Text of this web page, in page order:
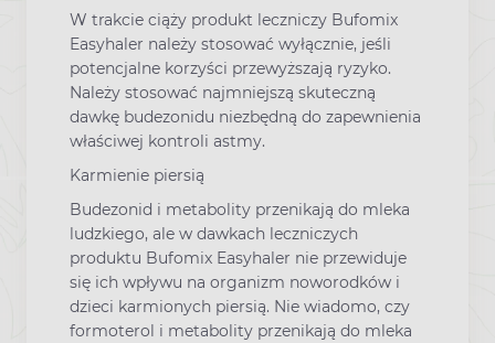
W trakcie ciąży produkt leczniczy Bufomix
Easyhaler należy stosować wyłącznie, jeśli
potencjalne korzyści przewyższają ryzyko.
Należy stosować najmniejszą skuteczną
dawkę budezonidu niezbędną do zapewnienia
właściwej kontroli astmy.
Karmienie piersią
Budezonid i metabolity przenikają do mleka
ludzkiego, ale w dawkach leczniczych
produktu Bufomix Easyhaler nie przewiduje
się ich wpływu na organizm noworodków i
dzieci karmionych piersią. Nie wiadomo, czy
formoterol i metabolity przenikają do mleka